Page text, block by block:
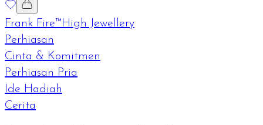
Frank Fire™High Jewellery
Perhiasan
Cinta & Komitmen
Perhiasan Pria
Ide Hadiah
Cerita